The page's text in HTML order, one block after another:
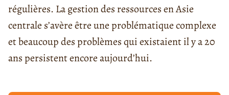
régulières. La gestion des ressources en Asie
centrale s’avère être une problématique complexe
et beaucoup des problèmes qui existaient il y a 20
ans persistent encore aujourd’hui.